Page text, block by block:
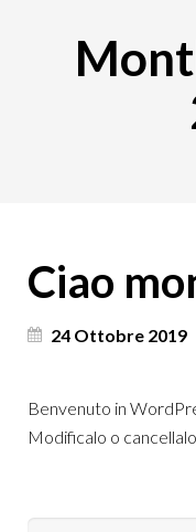
Ciao
24 Ottobre 2019
Benvenuto in
Modificalo o